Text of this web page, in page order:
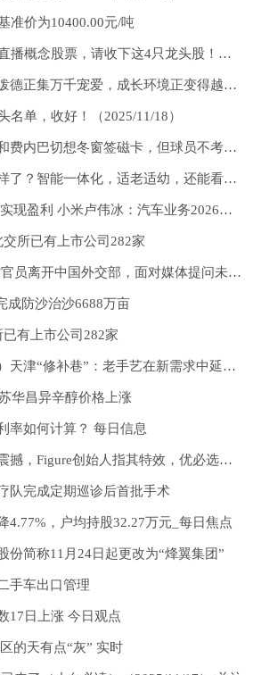
准价为10400.00元/吨
今日要闻!A股：游戏直播概念股票，请收下这4只龙头股！（11月18日）
是金子总会发光！谢泼德正集万千宠爱，成长环境正变得越来越好！
名单，收好！（2025/11/18）
看点：图片报：尤文和费内巴切想冬窗签磁卡，但球员不考虑提前离队
江苏的厕所升级成这样了？智能一体化，适老适幼，还能看书休憩
前沿热点:三季度如期实现盈利 小米卢伟冰：汽车业务2026年非常有挑战、毛利率或不及今年
所已有上市公司282家
每日讯息!日本外务省官员离开中国外交部，面对媒体提问未给出任何表态
成防沙治沙6688万亩
有上市公司282家
看热讯：（神州写真）天津“修补巷”：老手艺在新需求中延续生机补足幸福
华昌异辛醇价格上涨
率如何计算？ 每日信息
机器人集结交付画面震撼，Figure创始人指其特效，优必选：已发布一镜到底视频|每日讯息
队完成定期巡诊后首批手术
4.77%，户均持股32.27万元_每日焦点
份简称11月24日起更改为“烽翼集团”
手车出口管理
17日上涨 今日观点
的天有点“灰” 实时